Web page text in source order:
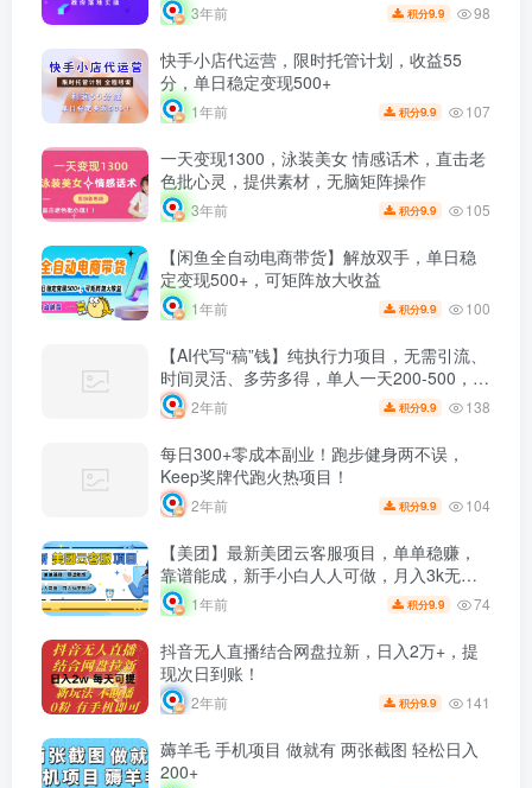
3年前 积分9.9 98
快手小店代运营，限时托管计划，收益55
分，单日稳定变现500+
1年前 积分9.9 107
一天变现1300，泳装美女 情感话术，直击老
色批心灵，提供素材，无脑矩阵操作
3年前 积分9.9 105
【闲鱼全自动电商带货】解放双手，单日稳
定变现500+，可矩阵放大收益
1年前 积分9.9 100
【AI代写“稿”钱】纯执行力项目，无需引流、
时间灵活、多劳多得，单人一天200-500，包
回本2年前 积分9.9 138
每日300+零成本副业！跑步健身两不误，
Keep奖牌代跑火热项目！
2年前 积分9.9 104
【美团】最新美团云客服项目，单单稳赚，
靠谱能成，新手小白人人可做，月入3k无压
力
1年前 积分9.9 74
抖音无人直播结合网盘拉新，日入2万+，提
现次日到账！
2年前 积分9.9 141
薅羊毛 手机项目 做就有 两张截图 轻松日入
200+